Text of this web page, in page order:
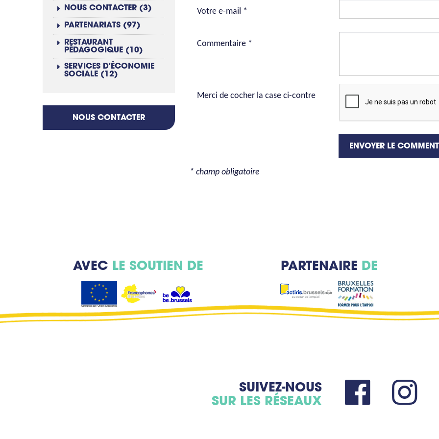
Votre e-mail *
Commentaire *
Merci de cocher la case ci-contre
ENVOYER LE
* champ obligatoire
NOUS CONTACTER (3)
PARTENARIATS (97)
RESTAURANT
PÉDAGOGIQUE (10)
SERVICES D'ÉCONOMIE
SOCIALE (12)
NOUS CONTACTER
AVEC LE SOUTIEN DE PARTENAIRE DE
SUIVEZ-NOUS
SUR LES RÉSEAUX